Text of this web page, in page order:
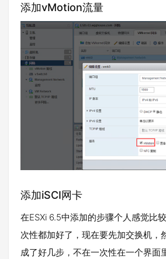
添加vMotion流量
添加iSCI网卡
在ESXi 6.5中添加的步骤个人感觉比
次性都加好了，现在要先加交换机，
成了好几步，不在一次性在一个界面